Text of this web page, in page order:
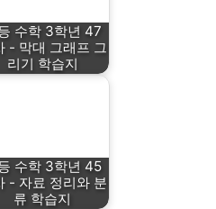
수학 3학년 47
- 막대 그래프 그
리기 학습지
수학 3학년 45
- 자료 정리와 분
류 학습지